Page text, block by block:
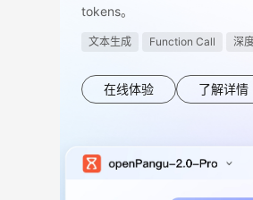
tokens。
文本生成 Function Call 深
在线体验 了解详情